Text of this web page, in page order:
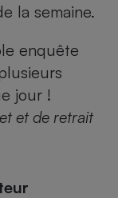
la semaine.
enquête
jour !
et de retrait